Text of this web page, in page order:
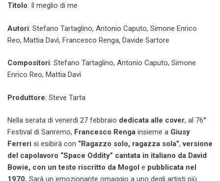
Titolo: Il meglio di me
Autori: Stefano Tartaglino, Antonio Caputo, Simone Enrico
Reo, Mattia Davì, Francesco Renga, Davide Sartore
Compositori: Stefano Tartaglino, Antonio Caputo, Simone
Enrico Reo, Mattia Davì
Produttore: Steve Tarta
Nella serata di venerdì 27 febbraio dedicata alle cover, al 76°
Festival di Sanremo, Francesco Renga insieme a Giusy
Ferreri si esibirà con “Ragazzo solo, ragazza sola”,versione
del capolavoro “Space Oddity” cantata in italiano da David
Bowie, con un testo riscritto da Mogol e pubblicata nel
1970. Sarà un emozionante omaggio a uno degli artisti più